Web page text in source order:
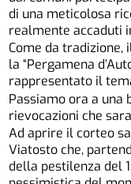
di una meticolosa
realmente accaduti
Come da tradizione,
la “Pergamena
rappresentato il
Passiamo ora a una
rievocazioni che
Ad aprire il corteo
Viatosto che,
della pestilenza del